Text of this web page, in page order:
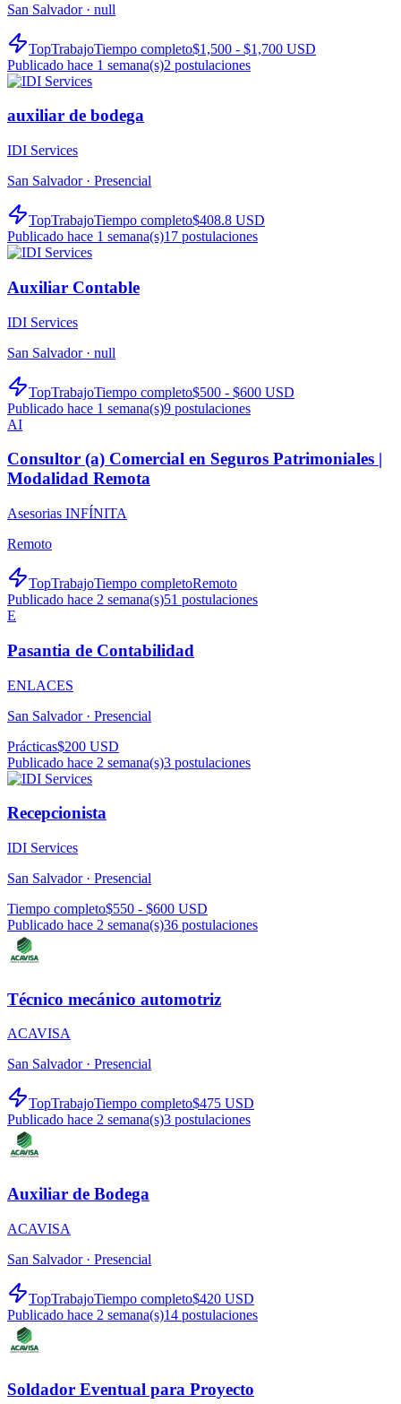
San Salvador · null
TopTrabajoTiempo completo$1,500 - $1,700 USD
Publicado hace 1 semana(s)2 postulaciones
auxiliar de bodega
IDI Services
San Salvador · Presencial
TopTrabajoTiempo completo$408.8 USD
Publicado hace 1 semana(s)17 postulaciones
Auxiliar Contable
IDI Services
San Salvador · null
TopTrabajoTiempo completo$500 - $600 USD
Publicado hace 1 semana(s)9 postulaciones
AI
Consultor (a) Comercial en Seguros Patrimoniales |
Modalidad Remota
Asesorias INFÍNITA
Remoto
TopTrabajoTiempo completoRemoto
Publicado hace 2 semana(s)51 postulaciones
E
Pasantia de Contabilidad
ENLACES
San Salvador · Presencial
Prácticas$200 USD
Publicado hace 2 semana(s)3 postulaciones
Recepcionista
IDI Services
San Salvador · Presencial
Tiempo completo$550 - $600 USD
Publicado hace 2 semana(s)36 postulaciones
Técnico mecánico automotriz
ACAVISA
San Salvador · Presencial
TopTrabajoTiempo completo$475 USD
Publicado hace 2 semana(s)3 postulaciones
Auxiliar de Bodega
ACAVISA
San Salvador · Presencial
TopTrabajoTiempo completo$420 USD
Publicado hace 2 semana(s)14 postulaciones
Soldador Eventual para Proyecto